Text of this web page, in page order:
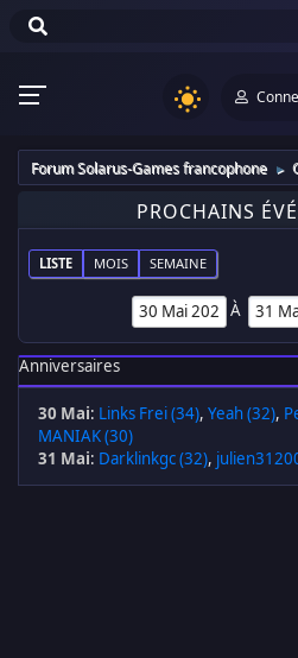
Forum Solarus-Games francophone ►
PROCHAINS
LISTE MOIS SEMAINE
À
Anniversaires
30 Mai: Links Frei (34), Yeah (32),
MANIAK (30)
31 Mai: Darklinkgc (32),